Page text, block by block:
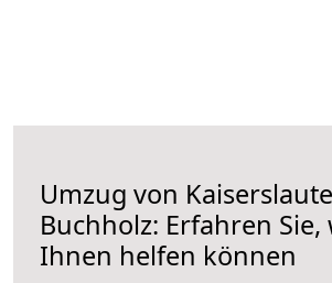
Umzug von
Buchholz: Erfahren Sie,
Ihnen helfen können